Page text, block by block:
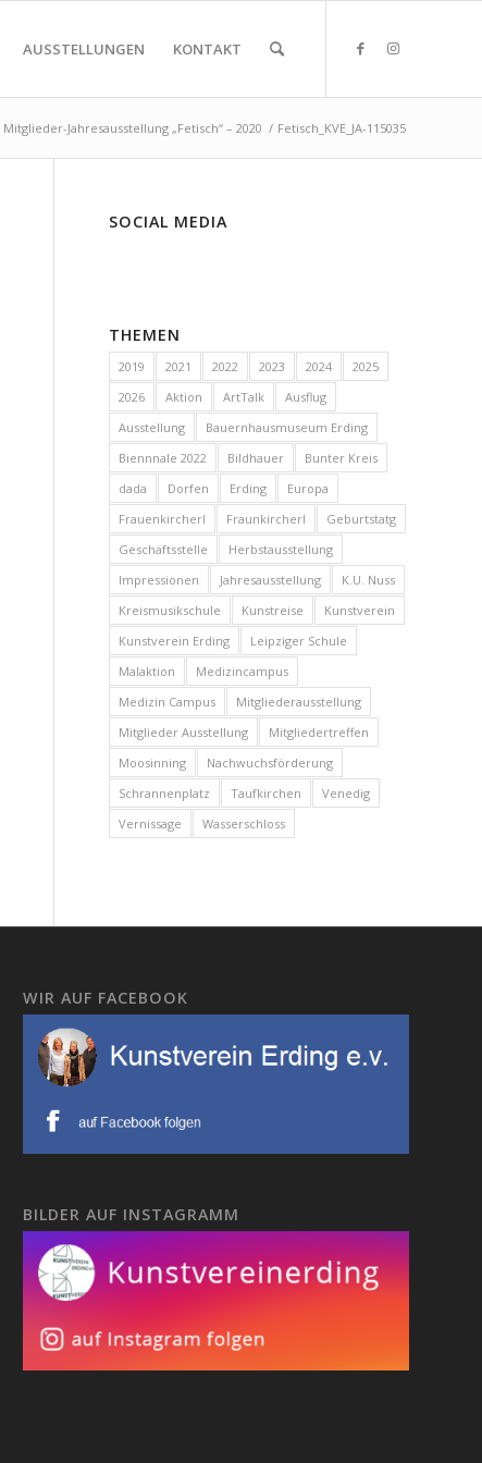
AUSSTELLUNGEN KONTAKT
Mitglieder-Jahresausstellung „Fetisch“ – 2020 / Fetisch_KVE_JA-115035
SOCIAL MEDIA
THEMEN
2019 2021 2022 2023 2024
2025
2026
Aktion ArtTalk
Ausflug
Ausstellung
Bauernhausmuseum Erding
Biennnale 2022
Bildhauer
Bunter Kreis
dada
Dorfen Erding
Europa
Frauenkircherl
Fraunkircherl
Geburtstatg
Geschäftsstelle
Herbstausstellung
Impressionen
Jahresausstellung
K.U. Nuss
Kreismusikschule
Kunstreise
Kunstverein
Kunstverein Erding
Leipziger Schule
Malaktion
Medizincampus
Medizin Campus
Mitgliederausstellung
Mitglieder Ausstellung
Mitgliedertreffen
Moosinning
Nachwuchsförderung
Schrannenplatz
Taufkirchen
Venedig
Vernissage
Wasserschloss
WIR AUF FACEBOOK
BILDER AUF INSTAGRAMM